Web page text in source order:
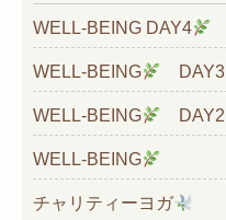
WELL-BEING DAY4
WELL-BEING DAY3
WELL-BEING DAY2
WELL-BEING
チャリティーヨガ